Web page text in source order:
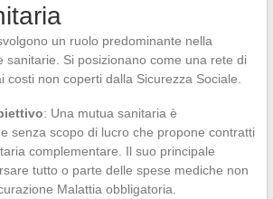
un ruolo predominante nella
sanitarie. Si posizionano come una rete di
costi non coperti dalla Sicurezza Sociale.
: Una mutua sanitaria è
senza scopo di lucro che propone contratti
complementare. Il suo principale
tutto o parte delle spese mediche non
Malattia obbligatoria.